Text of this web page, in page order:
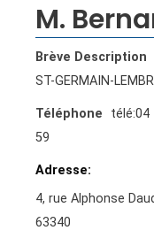
M.
Brève Description
ST-GERMAIN-
Téléphone
télé:04
59
4, rue Alphonse
63340